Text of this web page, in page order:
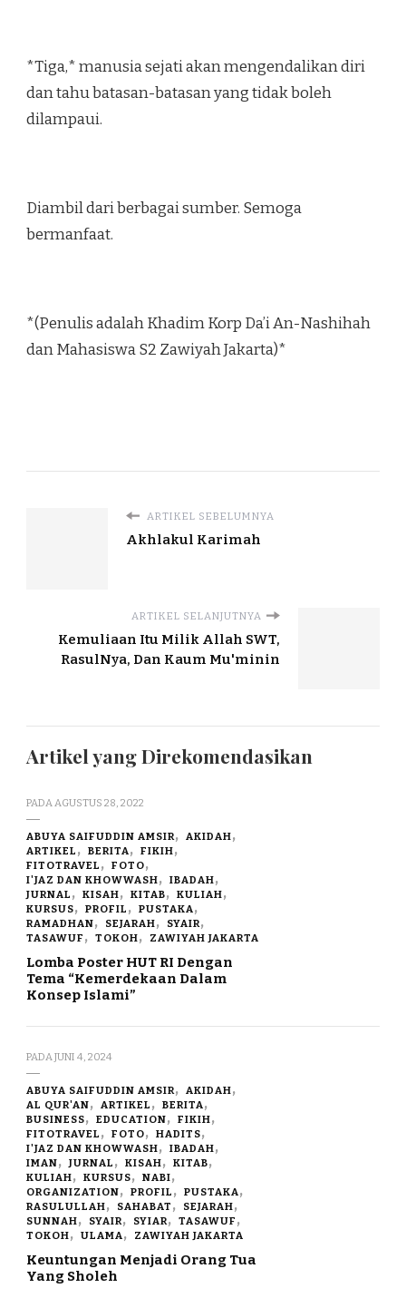
*Tiga,* manusia sejati akan mengendalikan diri
dan tahu batasan-batasan yang tidak boleh
dilampaui.
Diambil dari berbagai sumber. Semoga
bermanfaat.
*(Penulis adalah Khadim Korp Da’i An-Nashihah
dan Mahasiswa S2 Zawiyah Jakarta)*
ARTIKEL SEBELUMNYA
Akhlakul Karimah
ARTIKEL SELANJUTNYA
Kemuliaan Itu Milik Allah SWT,
RasulNya, Dan Kaum Mu'minin
Artikel yang Direkomendasikan
PADAAGUSTUS 28, 2022
ABUYA SAIFUDDIN AMSIR
AKIDAH
ARTIKEL
BERITA
FIKIH
FITOTRAVEL
FOTO
I'JAZ DAN KHOWWASH
IBADAH
JURNAL
KISAH KITAB
KULIAH
KURSUS
PROFIL
PUSTAKA
RAMADHAN
SEJARAH
SYAIR
TASAWUF
TOKOH ZAWIYAH JAKARTA
Lomba Poster HUT RI Dengan
Tema “Kemerdekaan Dalam
Konsep Islami”
PADAJUNI 4, 2024
ABUYA SAIFUDDIN AMSIR
AKIDAH
AL QUR'AN
ARTIKEL
BERITA
BUSINESS
EDUCATION
FIKIH
FITOTRAVEL
FOTO
HADITS
I'JAZ DAN KHOWWASH
IBADAH
IMAN
JURNAL KISAH
KITAB
KULIAH
KURSUS
NABI
ORGANIZATION
PROFIL
PUSTAKA
RASULULLAH
SAHABAT
SEJARAH
SUNNAH
SYAIR SYIAR
TASAWUF
TOKOH
ULAMA ZAWIYAH JAKARTA
Keuntungan Menjadi Orang Tua
Yang Sholeh